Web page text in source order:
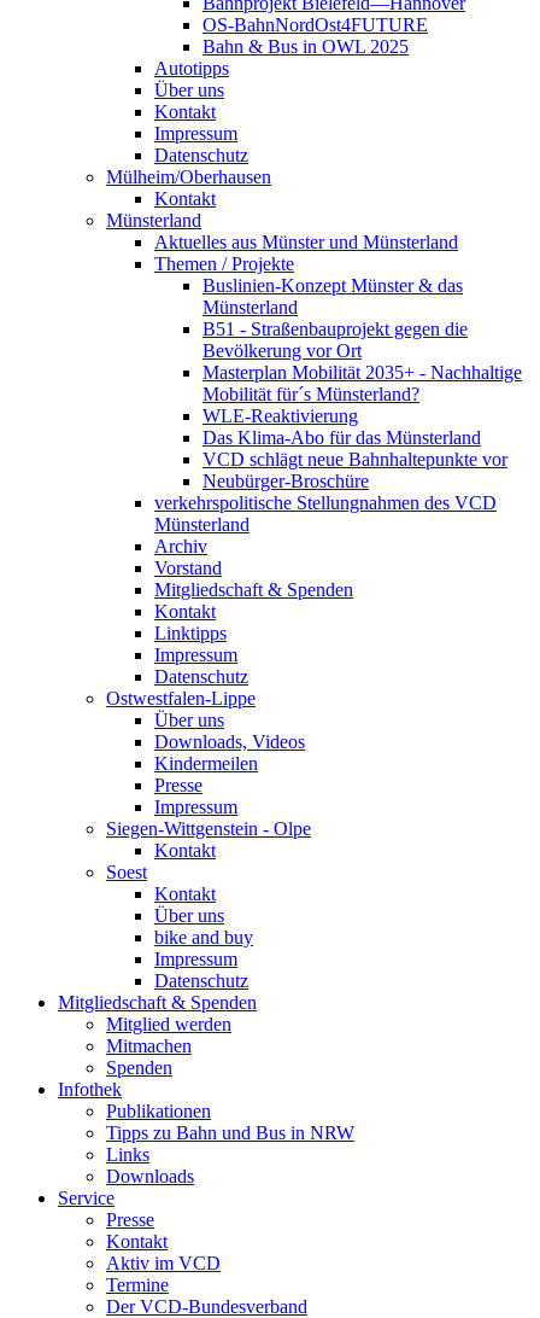
OS-BahnNordOst4FUTURE
Bahn & Bus in OWL 2025
Autotipps
Über uns
Kontakt
Impressum
Datenschutz
Mülheim/Oberhausen
Kontakt
Münsterland
Aktuelles aus Münster und Münsterland
Themen / Projekte
Buslinien-Konzept Münster & das
Münsterland
B51 - Straßenbauprojekt gegen die
Bevölkerung vor Ort
Masterplan Mobilität 2035+ - Nachhaltige
Mobilität für´s Münsterland?
WLE-Reaktivierung
Das Klima-Abo für das Münsterland
VCD schlägt neue Bahnhaltepunkte vor
Neubürger-Broschüre
verkehrspolitische Stellungnahmen des VCD
Münsterland
Archiv
Vorstand
Mitgliedschaft & Spenden
Kontakt
Linktipps
Impressum
Datenschutz
Ostwestfalen-Lippe
Über uns
Downloads, Videos
Kindermeilen
Presse
Impressum
Siegen-Wittgenstein - Olpe
Kontakt
Soest
Kontakt
Über uns
bike and buy
Impressum
Datenschutz
Mitgliedschaft & Spenden
Mitglied werden
Mitmachen
Spenden
Infothek
Publikationen
Tipps zu Bahn und Bus in NRW
Links
Downloads
Service
Presse
Kontakt
Aktiv im VCD
Termine
Der VCD-Bundesverband